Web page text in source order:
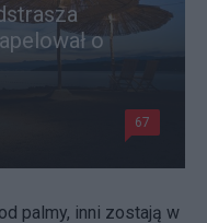
o
67
palmy, inni zostają w